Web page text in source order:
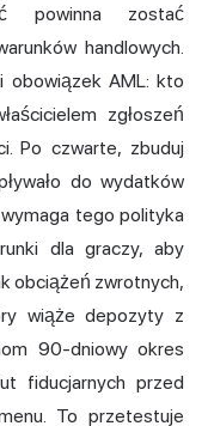
powinna zostać
handlowych.
obowiązek AML: kto
zgłoszeń
Po czwarte, zbuduj
do wydatków
tego polityka
dla graczy, aby
obciążeń zwrotnych,
wiąże depozyty z
90-dniowy okres
fiducjarnych przed
To przetestuje